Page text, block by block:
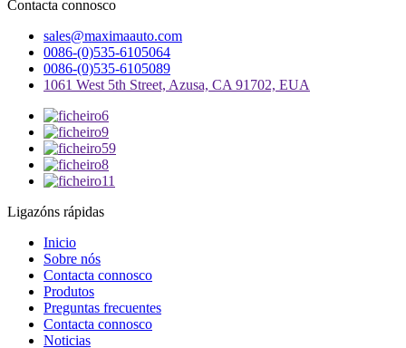
Contacta connosco
sales@maximaauto.com
0086-(0)535-6105064
0086-(0)535-6105089
1061 West 5th Street, Azusa, CA 91702, EUA
Ligazóns rápidas
Inicio
Sobre nós
Contacta connosco
Produtos
Preguntas frecuentes
Contacta connosco
Noticias